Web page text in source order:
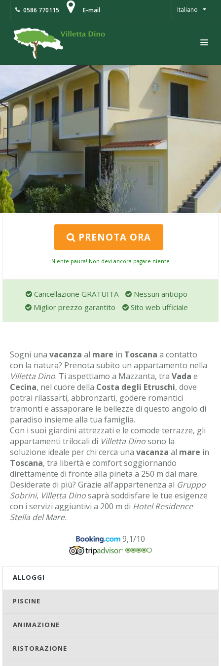
Italiano
0586 770115 E-mail
PRENOTA ORA
Niente paura! Non devi ancora pagare niente
Cancellazione GRATUITA
Nessun anticipo
Miglior prezzo garantito
Sito web ufficiale
Sogni una vacanza al mare in Toscana a contatto
con la natura? Prenota subito un appartamento nella
Villetta Dino. Ti aspettiamo a Mazzanta, tra Vada e
Cecina, nel cuore della Costa degli Etruschi, dove
potrai rilassarti, abbronzarti, godere romantici
tramonti e assaporare le bellezze di questo angolo di
paradiso insieme alla tua famiglia.
Con i suoi giardini attrezzati e le comode terrazze, gli
appartamenti trilocali di Villetta Dinosono la
soluzione ideale per chi cerca una vacanza al mare in
Toscana, tra libertà e comfort soggiornando
direttamente di fronte alla pineta a 250 m dal mare.
Desiderate di più? Grazie all'appartenenza al Gruppo
Sobrini, Villetta Dinosaprà soddisfare le tue esigenze
con i servizi aggiuntivi a 200 m di Hotel Residence
Stella del Mare.
9,1/10
ALLOGGI
PISCINE
ANIMAZIONE
RISTORAZIONE